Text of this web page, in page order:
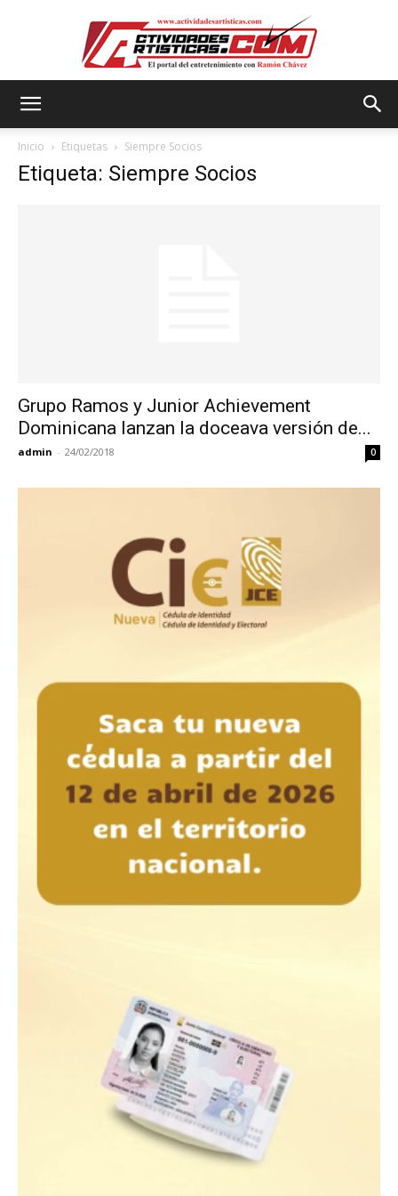
Inicio Etiquetas Siempre Socios
Etiqueta: Siempre Socios
Grupo Ramos y Junior Achievement
Dominicana lanzan la doceava versión de...
admin - 24/02/2018 0